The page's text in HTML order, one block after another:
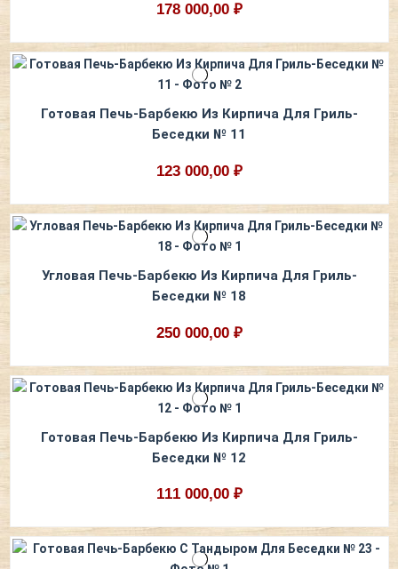
178 000,00 ₽
Готовая Печь-Барбекю Из Кирпича Для Гриль-
Беседки № 11
123 000,00 ₽
Угловая Печь-Барбекю Из Кирпича Для Гриль-
Беседки № 18
250 000,00 ₽
Готовая Печь-Барбекю Из Кирпича Для Гриль-
Беседки № 12
111 000,00 ₽